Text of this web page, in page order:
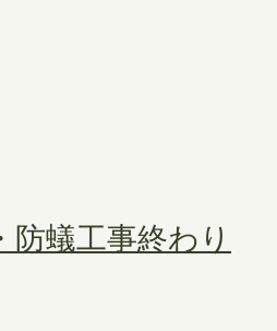
防蟻工事終わり